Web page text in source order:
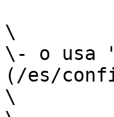
\
\- o usa
(/es/
\